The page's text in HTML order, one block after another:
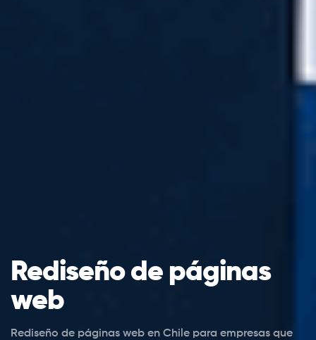
Rediseño de páginas
web
Rediseño de páginas web en Chile para empresas que